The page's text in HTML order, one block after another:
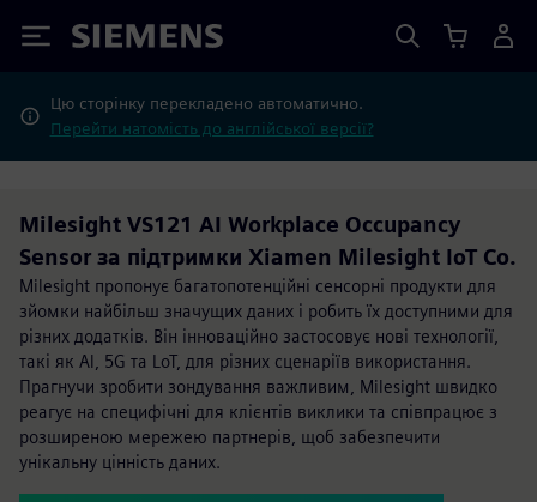
Siemens
Цю сторінку перекладено автоматично.
Перейти натомість до англійської версії?
Milesight VS121 AI Workplace Occupancy
Sensor за підтримки Xiamen Milesight IoT Co.
Milesight пропонує багатопотенційні сенсорні продукти для
зйомки найбільш значущих даних і робить їх доступними для
різних додатків. Він інноваційно застосовує нові технології,
такі як Al, 5G та LoT, для різних сценаріїв використання.
Прагнучи зробити зондування важливим, Milesight швидко
реагує на специфічні для клієнтів виклики та співпрацює з
розширеною мережею партнерів, щоб забезпечити
унікальну цінність даних.